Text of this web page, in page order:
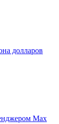
долларов
Max